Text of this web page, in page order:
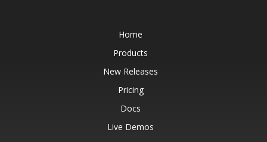
Home
Products
New Releases
Pricing
Docs
Live Demos